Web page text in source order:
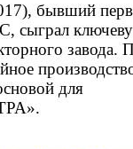
бывший
сыграл
завода.
для